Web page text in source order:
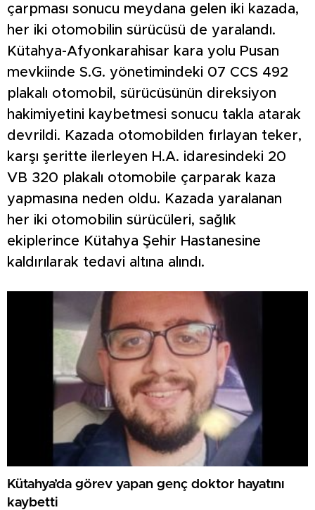
çarpması sonucu meydana gelen iki kazada,
her iki otomobilin sürücüsü de yaralandı.
Kütahya-Afyonkarahisar kara yolu Pusan
mevkiinde S.G. yönetimindeki 07 CCS 492
plakalı otomobil, sürücüsünün direksiyon
hakimiyetini kaybetmesi sonucu takla atarak
devrildi. Kazada otomobilden fırlayan teker,
karşı şeritte ilerleyen H.A. idaresindeki 20
VB 320 plakalı otomobile çarparak kaza
yapmasına neden oldu. Kazada yaralanan
her iki otomobilin sürücüleri, sağlık
ekiplerince Kütahya Şehir Hastanesine
kaldırılarak tedavi altına alındı.
Kütahya’da görev yapan genç doktor hayatını
kaybetti